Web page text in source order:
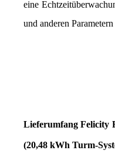
eine
und anderen
Lieferumfang Felicity
(20,48 kWh Turm-